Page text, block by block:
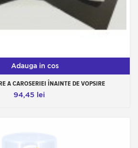
Adauga in cos
A CAROSERIEI ÎNAINTE DE VOPSIRE
94,45 lei